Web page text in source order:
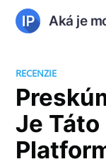
Aká je
RECENZIE
Je